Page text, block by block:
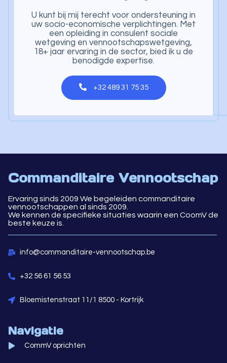
U kunt bij mij terecht voor ondersteuning in
uw socio-economische verplichtingen. Met
een opleiding in consulent sociale
wetgeving en vennootschapswetgeving,
18+ jaar ervaring in de sector, bied ik u de
benodigde expertise.
+32 489 31 75 35
Commanditaire Vennootschap
Ervaring sinds 2009 We begeleiden commanditaire
vennootschappen al sinds 2009.
We kennen de specifieke situaties waarin een CoomV de
beste keuze is.
info@commanditaire-vennootschap.be
+32 56 61 56 53
Bloemistenstraat 11/1 8500 - Kortrijk
Navigatie
CommV oprichten